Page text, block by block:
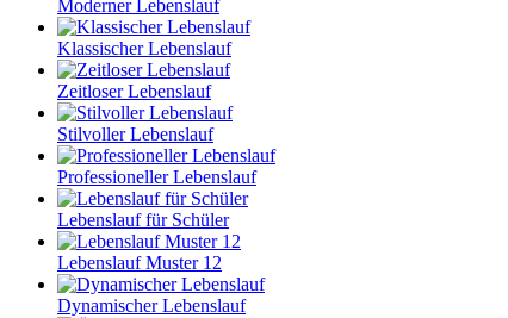
Moderner Lebenslauf
Klassischer Lebenslauf
Zeitloser Lebenslauf
Stilvoller Lebenslauf
Professioneller Lebenslauf
Lebenslauf für Schüler
Lebenslauf Muster 12
Dynamischer Lebenslauf